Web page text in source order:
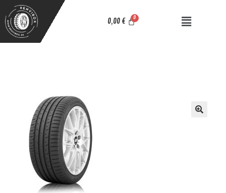
0,00 €